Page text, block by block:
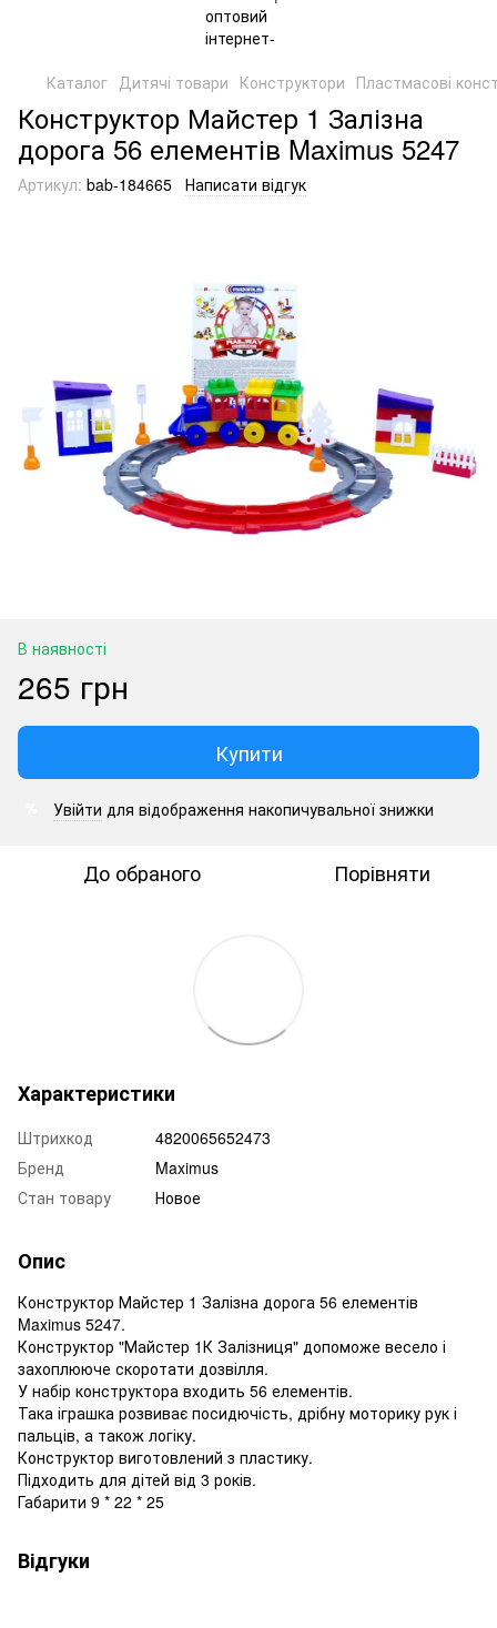
Каталог Дитячі товари Конструктори Пластмасові
Конструктор Майстер 1 Залізна
дорога 56 елементів Maximus 5247
Артикул: bab-184665 Написати відгук
В наявності
265 грн
Купити
Увійти для відображення накопичувальної знижки
До обраного Порівняти
Характеристики
Штрихкод
4820065652473
Бренд
Maximus
Стан товару
Новое
Опис
Конструктор Майстер 1 Залізна дорога 56 елементів
Maximus 5247.
Конструктор "Майстер 1К Залізниця" допоможе весело і
захоплююче скоротати дозвілля.
У набір конструктора входить 56 елементів.
Така іграшка розвиває посидючість, дрібну моторику рук і
пальців, а також логіку.
Конструктор виготовлений з пластику.
Підходить для дітей від 3 років.
Габарити 9 * 22 * 25
Відгуки